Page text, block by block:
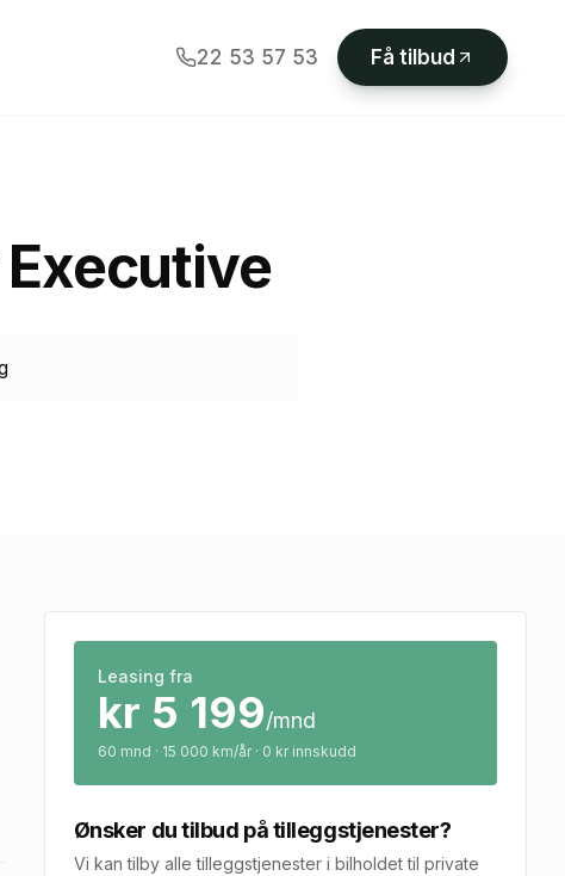
22 53 57 53 Få tilbud
Leasing fra
kr 5 199/mnd
60 mnd · 15 000 km/år · 0 kr innskudd
Ønsker du tilbud på tilleggstjenester?
Vi kan tilby alle tilleggstjenester i bilholdet til private